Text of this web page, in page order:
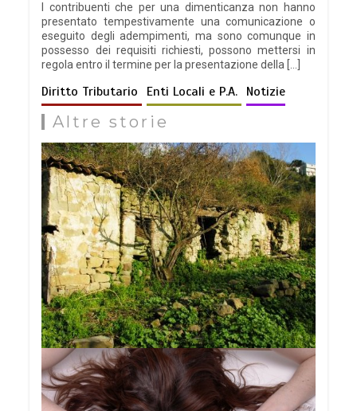
I contribuenti che per una dimenticanza non hanno
presentato tempestivamente una comunicazione o
eseguito degli adempimenti, ma sono comunque in
possesso dei requisiti richiesti, possono mettersi in
regola entro il termine per la presentazione della […]
Diritto Tributario Enti Locali e P.A. Notizie
Altre storie